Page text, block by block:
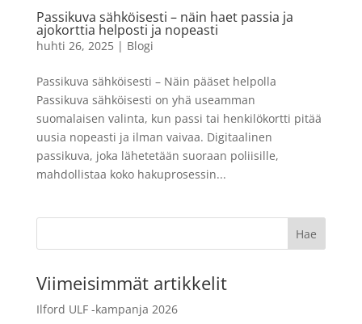
Passikuva sähköisesti – näin haet passia ja
ajokorttia helposti ja nopeasti
huhti 26, 2025| Blogi
Passikuva sähköisesti – Näin pääset helpolla
Passikuva sähköisesti on yhä useamman
suomalaisen valinta, kun passi tai henkilökortti pitää
uusia nopeasti ja ilman vaivaa. Digitaalinen
passikuva, joka lähetetään suoraan poliisille,
mahdollistaa koko hakuprosessin...
Viimeisimmät artikkelit
Ilford ULF -kampanja 2026
6,99€ +